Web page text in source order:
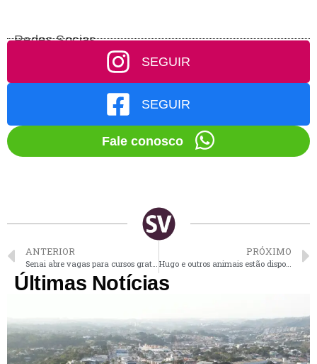
Redes Socias
SEGUIR
SEGUIR
Fale conosco
ANTERIOR PRÓXIMO
Hugo e outros animais estão disponíveis para adoção
Últimas Notícias